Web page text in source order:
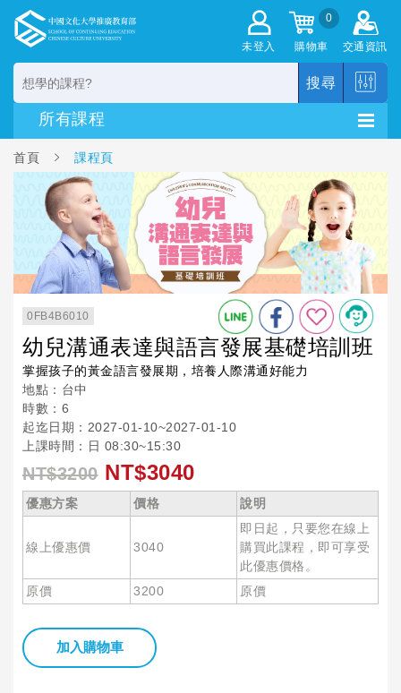
未登入
0
購物車 交通資訊
搜尋
首頁 課程頁
0FB4B6010
幼兒溝通表達與語言發展基礎培訓班
掌握孩子的黃金語言發展期，培養人際溝通好能力
地點：台中
時數：6
起迄日期：2027-01-10~2027-01-10
上課時間：日 08:30~15:30
NT$3200 NT$3040
優惠方案 價格 說明
線上優惠價 3040
即日起，只要您在線上
購買此課程，即可享受
此優惠價格。
原價
3200 原價
加入購物車